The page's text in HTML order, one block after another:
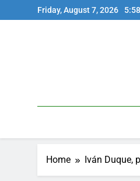
to
Friday, August 7, 2026
Home Iván Duque,